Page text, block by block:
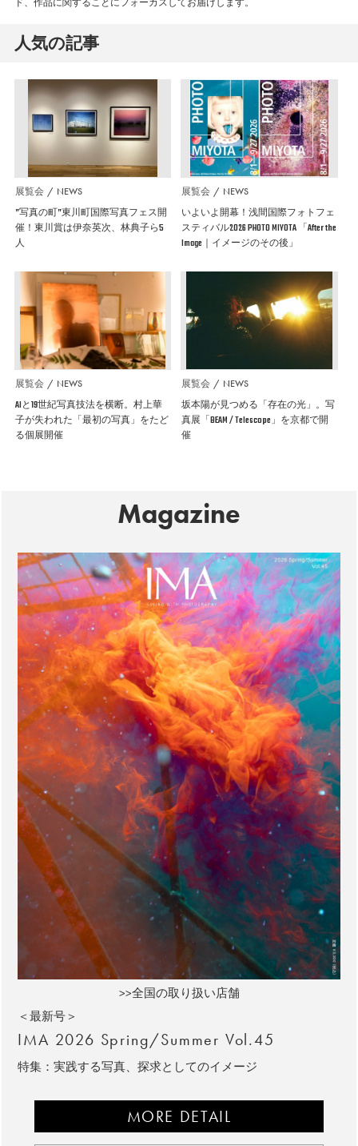
ド、作品に関することにフォーカスしてお届けします。
人気の記事
展覧会 NEWS
”写真の町”東川町国際写真フェス開
催！東川賞は伊奈英次、林典子ら5
人
展覧会 NEWS
いよいよ開幕！浅間国際フォトフェ
スティバル2026 PHOTO MIYOTA 「After the
Image｜イメージのその後」
展覧会 NEWS
AIと19世紀写真技法を横断。村上華
子が失われた「最初の写真」をたど
る個展開催
展覧会 NEWS
坂本陽が見つめる「存在の光」。写
真展「BEAM / Telescope」を京都で開
催
Magazine
>>全国の取り扱い店舗
＜最新号＞
IMA 2026 Spring/Summer Vol.45
特集：実践する写真、探求としてのイメージ
MORE DETAIL